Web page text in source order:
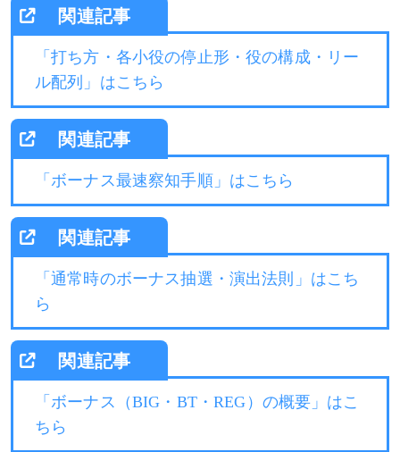
「打ち方・各小役の停止形・役の構成・リー
ル配列」はこちら
「ボーナス最速察知手順」はこちら
「通常時のボーナス抽選・演出法則」はこち
ら
「ボーナス（BIG・BT・REG）の概要」はこ
ちら